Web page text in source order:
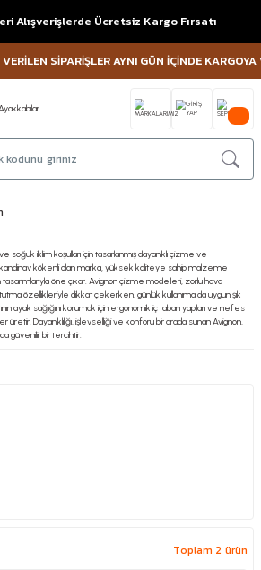
Alışverişlerde Ücretsiz Kargo Fırsatı
SİPARİŞLER AYNI GÜN İÇİNDE KARGOYA
iklim koşulları için tasarlanmış dayanıklı çizme ve
İskandinav kökenli olan marka, yüksek kaliteye sahip malzeme
öne çıkar. Avignon çizme modelleri, zorlu hava
özellikleriyle dikkat çekerken, günlük kullanıma da uygun şık
ayak sağlığını korumak için ergonomik iç taban yapıları ve nefes
Dayanıklılığı, işlevselliği ve konforu bir arada sunan Avignon,
güvenilir bir tercihtir.
Toplam 2 ürün